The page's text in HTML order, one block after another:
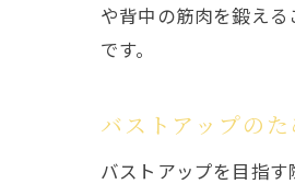
や背中の筋肉を鍛え
です。
バストアップの
バストアップを目指